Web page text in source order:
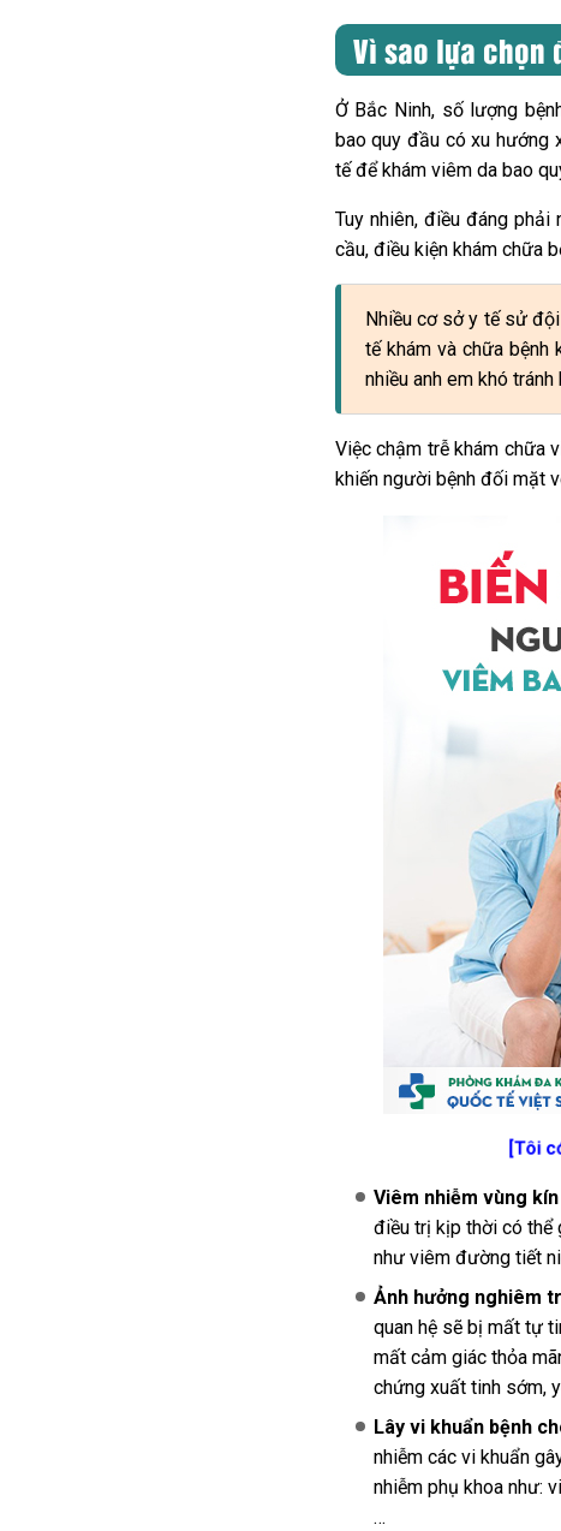
Vì sao lựa chọn
Ở Bắc Ninh, số lượng
bao quy đầu có xu hướng
tế để khám viêm da bao
Tuy nhiên, điều đáng
cầu, điều kiện khám chữa
Nhiều cơ sở y tế sử
tế khám và chữa
nhiều anh em khó
Việc chậm trễ khám chữa
khiến người bệnh đối mặt
[Tôi
Viêm nhiễm vùng
điều trị kịp thời có thể
như viêm đường tiết
Ảnh hưởng nghiêm
quan hệ sẽ bị mất tự
mất cảm giác thỏa
chứng xuất tinh sớm,
Lây vi khuẩn bệnh
nhiễm các vi khuẩn
nhiễm phụ khoa như:
…